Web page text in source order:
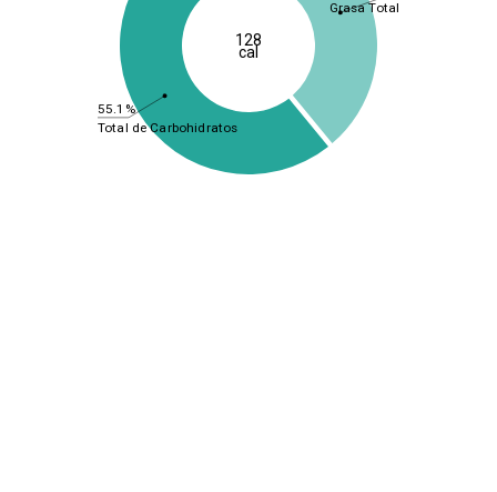
55.1%
Grasa Total
Total de Carbohidratos
128
cal